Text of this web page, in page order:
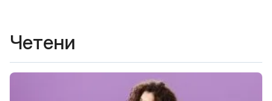
Четени